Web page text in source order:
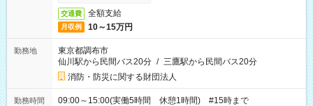
交通費 全額支給
月収例 10～15万円
勤務地
東京都調布市
仙川駅から民間バス20分 / 三鷹駅から民間バス20分
消防・防災に関する財団法人
勤務時間 09:00～15:00(実働5時間 休憩1時間) #15時まで